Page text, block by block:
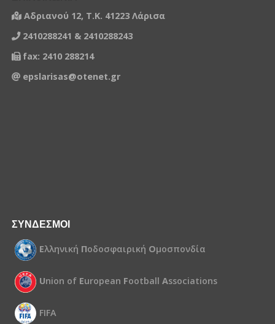
Αδριανού 12, Τ.Κ. 41223 Λάρισα
2410288241 & 2410288243
fax: 2410 288214
epslarisas@otenet.gr
ΣΥΝΔΕΣΜΟΙ
Ελληνική Ποδοσφαιρική Ομοσπονδία
Union of European Football Associations
FIFA